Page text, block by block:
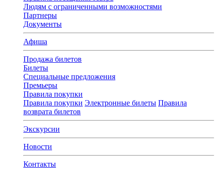
Людям с ограниченными возможностями
Партнеры
Документы
Афиша
Продажа билетов
Билеты
Специальные предложения
Премьеры
Правила покупки
Правила покупки Электронные билеты Правила
возврата билетов
Экскурсии
Новости
Контакты